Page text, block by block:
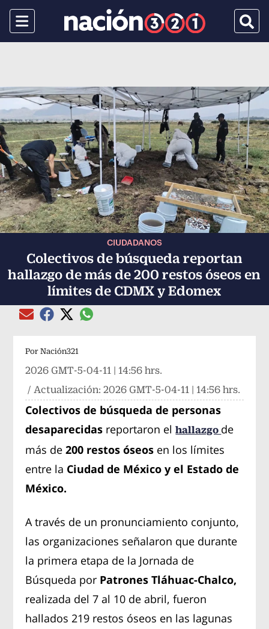
Menu
CIUDADANOS
Colectivos de búsqueda reportan
hallazgo de más de 200 restos óseos en
límites de CDMX y Edomex
Compartir el artículo actual mediante Email
Compartir el artículo actual mediante Facebook
Compartir el artículo actual mediante Twitter
Compartir el artículo actual mediante
Por Nación321
2026 GMT-5-04-11 | 14:56 hrs.
/ Actualización:2026 GMT-5-04-11 | 14:56 hrs.
Colectivos de búsqueda de personas
desaparecidas reportaron elhallazgo de
más de200 restos óseos en los límites
entre la Ciudad de México y el Estado de
México.
A través de un pronunciamiento conjunto,
las organizaciones señalaron que durante
la primera etapa de la Jornada de
Búsqueda por Patrones Tláhuac-Chalco,
realizada del 7 al 10 de abril, fueron
hallados 219 restos óseos en las lagunas